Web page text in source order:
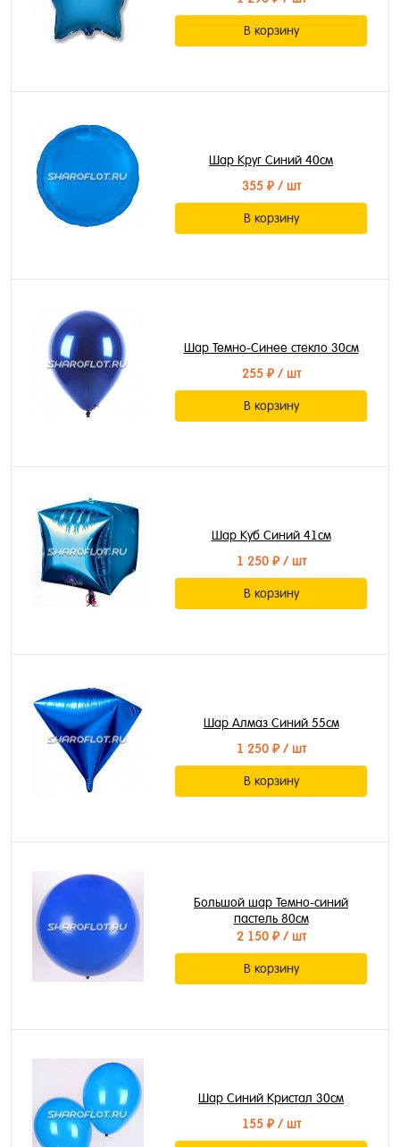
В корзину
Шар Круг Синий 40см
355 ₽/ шт
В корзину
Шар Темно-Синее стекло 30см
255 ₽/ шт
В корзину
Шар Куб Синий 41см
1 250 ₽/ шт
В корзину
Шар Алмаз Синий 55см
1 250 ₽/ шт
В корзину
Большой шар Темно-синий
пастель 80см
2 150 ₽/ шт
В корзину
Шар Синий Кристал 30см
155 ₽/ шт